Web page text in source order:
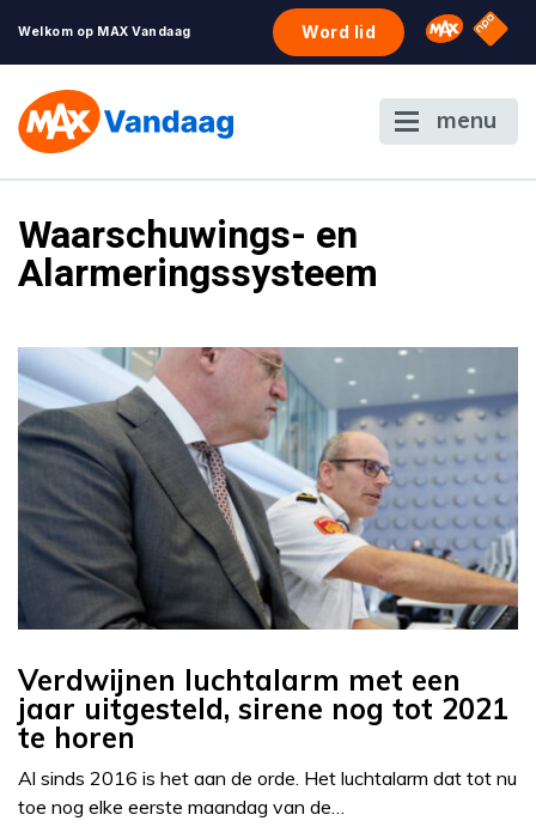
Welkom op MAX Vandaag Word lid Omroep
NPO
menu
Waarschuwings- en
Alarmeringssysteem
Verdwijnen luchtalarm met een
jaar uitgesteld, sirene nog tot 2021
te horen
Al sinds 2016 is het aan de orde. Het luchtalarm dat tot nu
toe nog elke eerste maandag van de…